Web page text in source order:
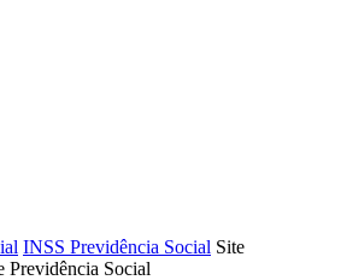
INSS Previdência Social Site
Previdência Social